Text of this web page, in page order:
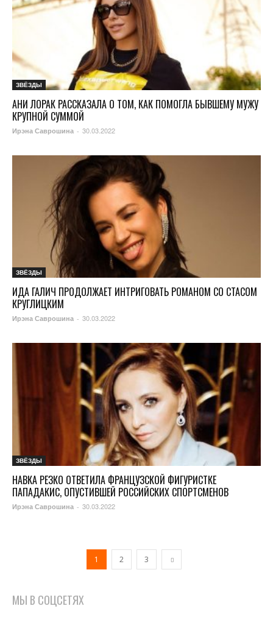
ЗВЁЗДЫ
АНИ ЛОРАК РАССКАЗАЛА О ТОМ, КАК ПОМОГЛА БЫВШЕМУ МУЖУ
КРУПНОЙ СУММОЙ
Ирэна Саврошина - 30.03.2022
ЗВЁЗДЫ
ИДА ГАЛИЧ ПРОДОЛЖАЕТ ИНТРИГОВАТЬ РОМАНОМ СО СТАСОМ
КРУГЛИЦКИМ
Ирэна Саврошина - 30.03.2022
ЗВЁЗДЫ
НАВКА РЕЗКО ОТВЕТИЛА ФРАНЦУЗСКОЙ ФИГУРИСТКЕ
ПАПАДАКИС, ОПУСТИВШЕЙ РОССИЙСКИХ СПОРТСМЕНОВ
Ирэна Саврошина - 30.03.2022
1 2 3
МЫ В СОЦСЕТЯХ